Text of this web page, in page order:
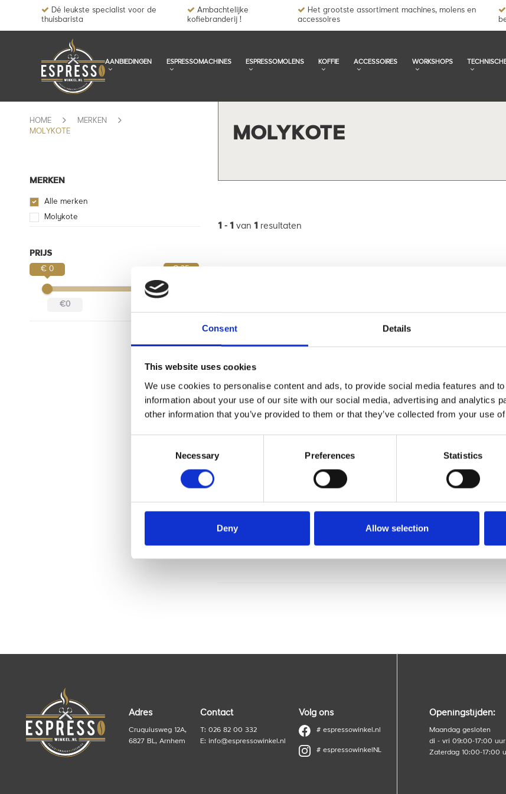
Consent Details
This website uses cookies
We use cookies to personalise content and ads, to provide social media features and
information about your use of our site with our social media, advertising and analytics
other information that you’ve provided to them or that they’ve collected from your use
Necessary Preferences Statistics
Deny Allow selection
Dé leukste specialist voor de
thuisbarista
Ambachtelijke
kofiebranderij !
Het grootste assortiment machines, molens en
accessoires
AANBIEDINGEN ESPRESSOMACHINES ESPRESSOMOLENS KOFFIE ACCESSOIRES WORKSHOPS
HOME
MERKEN
MOLYKOTE
MERKEN
Alle merken
Molykote
PRIJS
€ 0
€0
MOLYKOTE
1 - 1 van 1 resultaten
Tube met het beste Foodgrade
Adres
Cruquiusweg 12A,
6827 BL, Arnhem
Contact
T: 026 82 00 332
E: info@espressowinkel.nl
Volg ons
# espressowinkel.nl
# espressowinkelNL
Openingstijden:
Maandag gesloten
di - vri 09:00-17:00 uur
Zaterdag 10:00-17:00